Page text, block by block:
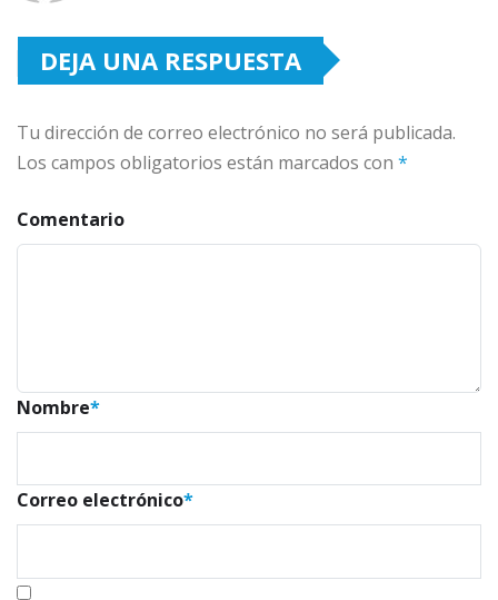
DEJA UNA RESPUESTA
Tu dirección de correo electrónico no será publicada.
Los campos obligatorios están marcados con *
Comentario
Nombre*
Correo electrónico*